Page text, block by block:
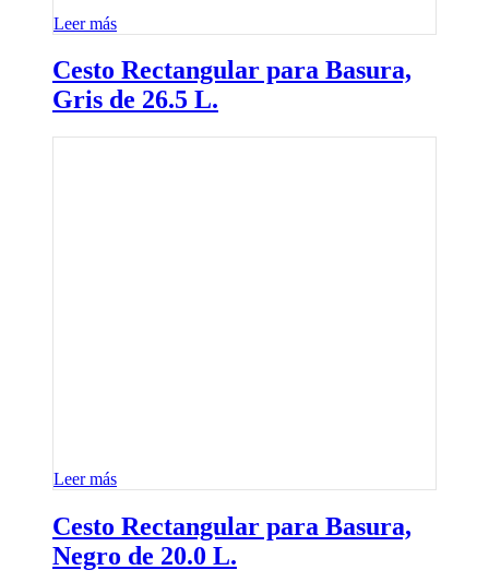
Leer más
Cesto Rectangular para Basura,
Gris de 26.5 L.
Leer más
Cesto Rectangular para Basura,
Negro de 20.0 L.